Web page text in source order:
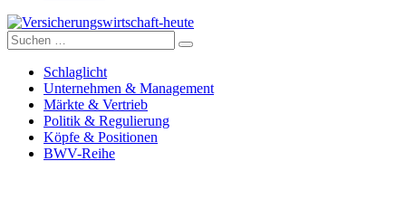
Versicherungswirtschaft-heute
Suche
nach:
Schlaglicht
Unternehmen & Management
Märkte & Vertrieb
Politik & Regulierung
Köpfe & Positionen
BWV-Reihe